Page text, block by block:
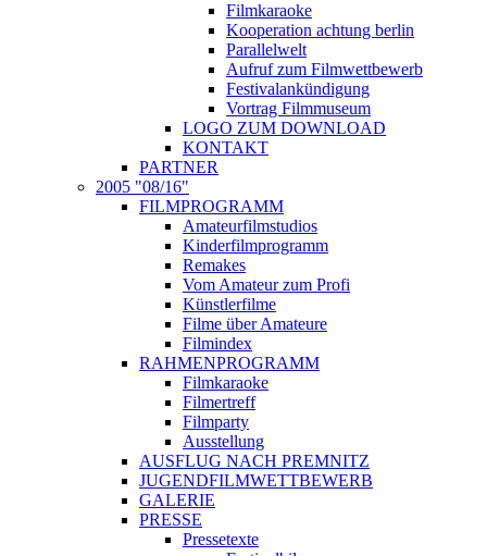
Filmkaraoke
Kooperation achtung berlin
Parallelwelt
Aufruf zum Filmwettbewerb
Festivalankündigung
Vortrag Filmmuseum
LOGO ZUM DOWNLOAD
KONTAKT
PARTNER
2005 "08/16"
FILMPROGRAMM
Amateurfilmstudios
Kinderfilmprogramm
Remakes
Vom Amateur zum Profi
Künstlerfilme
Filme über Amateure
Filmindex
RAHMENPROGRAMM
Filmkaraoke
Filmertreff
Filmparty
Ausstellung
AUSFLUG NACH PREMNITZ
JUGENDFILMWETTBEWERB
GALERIE
PRESSE
Pressetexte